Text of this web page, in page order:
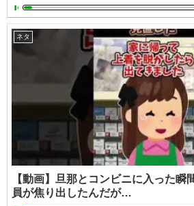
ネタ
【動画】旦那とコンビニに入った瞬
員が焦り出したんだが…